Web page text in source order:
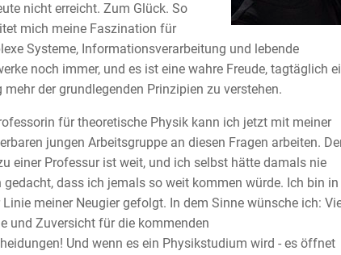
nicht erreicht. Zum Glück. So
mich meine Faszination für
Systeme, Informationsverarbeitung und lebende
noch immer, und es ist eine wahre Freude, tagtäglich
mehr der grundlegenden Prinzipien zu verstehen.
für theoretische Physik kann ich jetzt mit meiner
jungen Arbeitsgruppe an diesen Fragen arbeiten.
einer Professur ist weit, und ich selbst hätte damals nie
gedacht, dass ich jemals so weit kommen würde. Ich bin in
Linie meiner Neugier gefolgt. In dem Sinne wünsche ich:
und Zuversicht für die kommenden
Und wenn es ein Physikstudium wird - es öffnet